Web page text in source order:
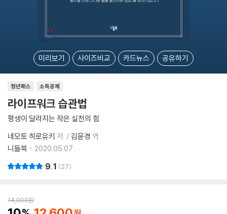
미리보기 사이즈비교 카드뉴스 공유하기
소득공제
청년패스
라이프워크 습관법
평생이 달라지는 작은 실천의 힘
네모토 히로유키 저 김윤경 역
니들북
2020.05.07.
9.1 27
14,000원